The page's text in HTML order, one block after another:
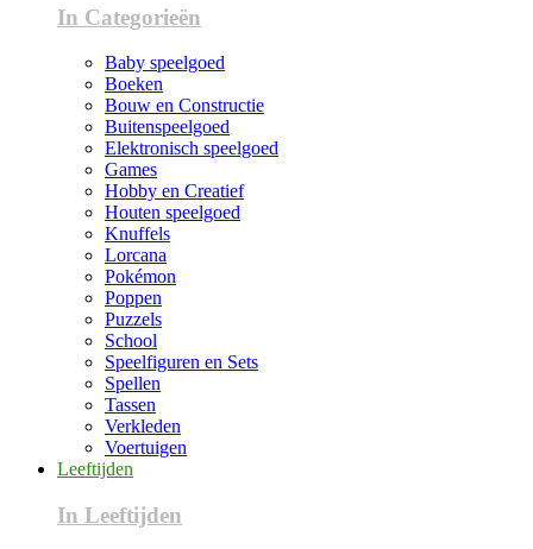
In Categorieën
Baby speelgoed
Boeken
Bouw en Constructie
Buitenspeelgoed
Elektronisch speelgoed
Games
Hobby en Creatief
Houten speelgoed
Knuffels
Lorcana
Pokémon
Poppen
Puzzels
School
Speelfiguren en Sets
Spellen
Tassen
Verkleden
Voertuigen
Leeftijden
In Leeftijden